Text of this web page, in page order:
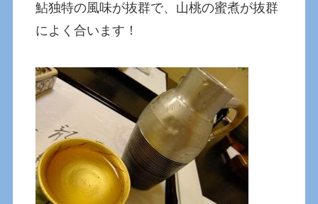
鮎独特の風味が抜群で、山桃の蜜煮が抜群
によく合います！